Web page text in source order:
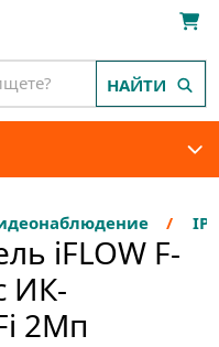
НАЙТИ
iFLOW F-
ИК-
2Мп